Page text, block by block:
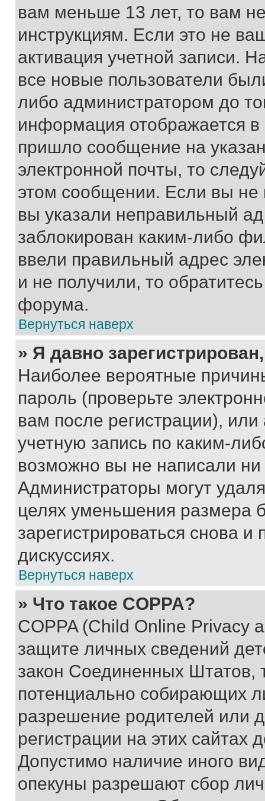
вам меньше 13 лет, то вам
инструкциям. Если это не
активация учетной записи.
все новые пользователи
либо администратором до
информация отображается
пришло сообщение на
электронной почты, то
этом сообщении. Если вы
вы указали неправильный
заблокирован каким-либо
ввели правильный адрес
и не получили, то
форума.
Вернуться наверх
» Я давно
Наиболее вероятные
пароль (проверьте
вам после регистрации),
учетную запись по каким-
возможно вы не написали
Администраторы могут
целях уменьшения размера
зарегистрироваться снова и
дискуссиях.
Вернуться наверх
» Что такое COPPA?
COPPA (Child Online Privacy
защите личных сведений
закон Соединенных Штатов,
потенциально собирающих
разрешение родителей или
регистрации на этих сайтах
Допустимо наличие иного
опекуны разрешают сбор